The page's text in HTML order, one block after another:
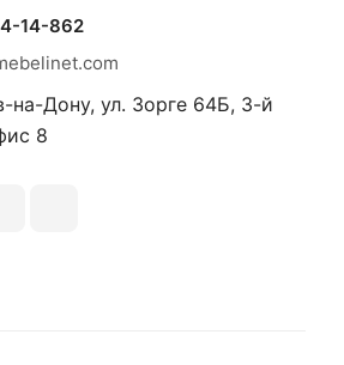
14-862
на-Дону, ул. Зорге 64Б, 3-й
8